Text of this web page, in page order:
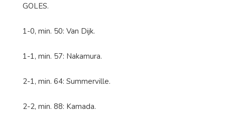
GOLES.
1-0, min. 50: Van Dijk.
1-1, min. 57: Nakamura.
2-1, min. 64: Summerville.
2-2, min. 88: Kamada.